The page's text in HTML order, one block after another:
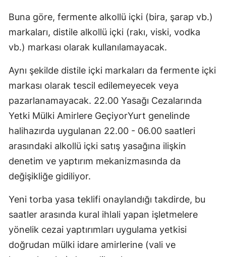
Buna göre, fermente alkollü içki (bira, şarap vb.)
markaları, distile alkollü içki (rakı, viski, vodka
vb.) markası olarak kullanılamayacak.
Aynı şekilde distile içki markaları da fermente içki
markası olarak tescil edilemeyecek veya
pazarlanamayacak. 22.00 Yasağı Cezalarında
Yetki Mülki Amirlere GeçiyorYurt genelinde
halihazırda uygulanan 22.00 - 06.00 saatleri
arasındaki alkollü içki satış yasağına ilişkin
denetim ve yaptırım mekanizmasında da
değişikliğe gidiliyor.
Yeni torba yasa teklifi onaylandığı takdirde, bu
saatler arasında kural ihlali yapan işletmelere
yönelik cezai yaptırımları uygulama yetkisi
doğrudan mülki idare amirlerine (vali ve